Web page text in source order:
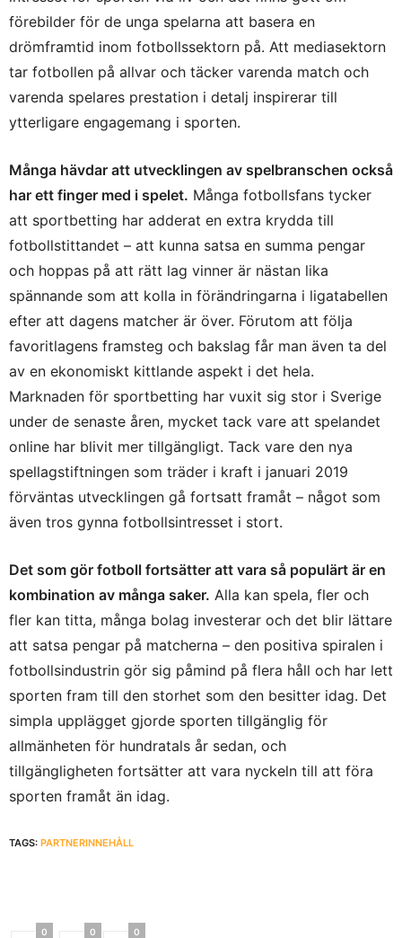
förebilder för de unga spelarna att basera en
drömframtid inom fotbollssektorn på. Att mediasektorn
tar fotbollen på allvar och täcker varenda match och
varenda spelares prestation i detalj inspirerar till
ytterligare engagemang i sporten.
Många hävdar att utvecklingen av spelbranschen också
har ett finger med i spelet. Många fotbollsfans tycker
att sportbetting har adderat en extra krydda till
fotbollstittandet – att kunna satsa en summa pengar
och hoppas på att rätt lag vinner är nästan lika
spännande som att kolla in förändringarna i ligatabellen
efter att dagens matcher är över. Förutom att följa
favoritlagens framsteg och bakslag får man även ta del
av en ekonomiskt kittlande aspekt i det hela.
Marknaden för sportbetting har vuxit sig stor i Sverige
under de senaste åren, mycket tack vare att spelandet
online har blivit mer tillgängligt. Tack vare den nya
spellagstiftningen som träder i kraft i januari 2019
förväntas utvecklingen gå fortsatt framåt – något som
även tros gynna fotbollsintresset i stort.
Det som gör fotboll fortsätter att vara så populärt är en
kombination av många saker. Alla kan spela, fler och
fler kan titta, många bolag investerar och det blir lättare
att satsa pengar på matcherna – den positiva spiralen i
fotbollsindustrin gör sig påmind på flera håll och har lett
sporten fram till den storhet som den besitter idag. Det
simpla upplägget gjorde sporten tillgänglig för
allmänheten för hundratals år sedan, och
tillgängligheten fortsätter att vara nyckeln till att föra
sporten framåt än idag.
TAGS: PARTNERINNEHÅLL
0 0 0